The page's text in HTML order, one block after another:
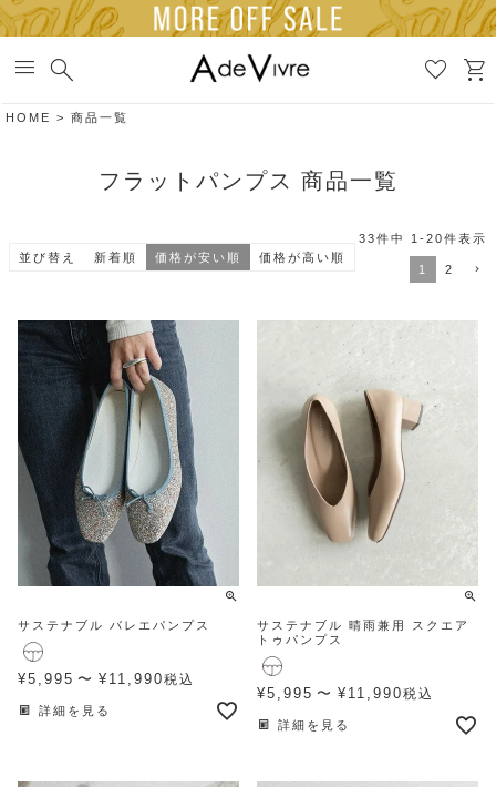
menu search favorite shopping_cart
HOME 商品一覧
フラットパンプス 商品一覧
並び替え 新着順 価格が安い順 価格が高い順
33件中 1 -20件表示
1 2
サステナブル バレエパンプス
¥5,995 〜 ¥ 11,990税込
詳細を見る
サステナブル 晴雨兼用 スクエア
トゥパンプス
¥5,995 〜 ¥ 11,990税込
詳細を見る